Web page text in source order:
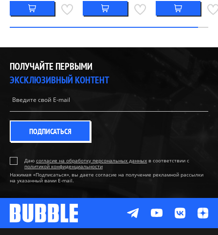
ПОЛУЧАЙТЕ ПЕРВЫМИ
ЭКСКЛЮЗИВНЫЙ КОНТЕНТ
ПОДПИСАТЬСЯ
Даю согласие на обработку персональных данных в соответствии с
политикой конфиденциальности
Нажимая «Подписаться», вы даете согласие на получение рекламной рассылки
на указанный вами E-mail.